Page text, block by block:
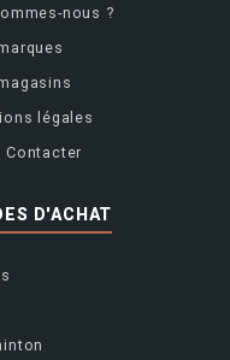
nous ?
légales
Contacter
D'ACHAT